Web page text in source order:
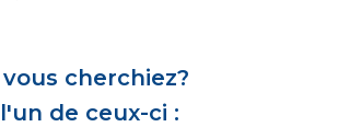
cherchiez?
de ceux-ci :